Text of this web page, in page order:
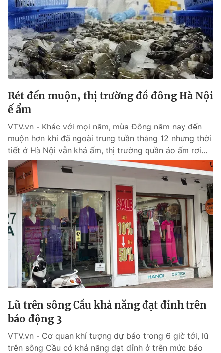
Theo dõi báo trên
Cơ quan chủ quản:Đài Truyền hình Việt Nam
Cơ quan báo chí:Thời báo VTV
Giấy phép hoạt động báo in và báo điện tử số 483/GP-BTTTT
cấp ngày 29/12/2023
Tổng Biên tập:Vũ Thanh Thủy
Phó Tổng Biên tập:
Nguyễn Trọng Ninh
Tổng đài VTV:024.38 355 931 - 024.38 355 932
Ðiện thoại Thời báo VTV: 024.66 897 897
Email:toasoan@vtv.vn
Liên hệ quảng cáo:
024-7300.7108
® Cấm sao chép dưới mọi hình thức nếu không có sự chấp
thuận bằng văn bản. Ghi rõ nguồn VTV.vn khi phát hành lại
thông tin từ website này.
Rét đến muộn, thị trường đồ đông Hà Nội
ế ẩm
VTV.vn - Khác với mọi năm, mùa Đông năm nay đến
muộn hơn khi đã ngoài trung tuần tháng 12 nhưng thời
tiết ở Hà Nội vẫn khá ấm, thị trường quần áo ấm rơi...
Lũ trên sông Cầu khả năng đạt đỉnh trên
báo động 3
VTV.vn - Cơ quan khí tượng dự báo trong 6 giờ tới, lũ
trên sông Cầu có khả năng đạt đỉnh ở trên mức báo